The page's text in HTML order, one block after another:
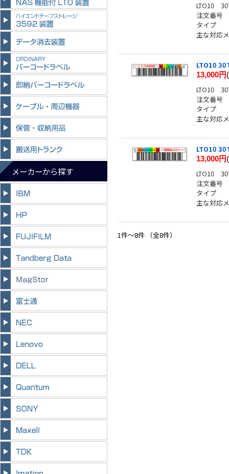
メーカーから探す
LTO10
注文
タイプ
主な対応
LTO10
13,000円
LTO10
注文
タイプ
主な対応
LTO10
13,000円
LTO10
注文
タイプ
主な対応
1件～8件 （全8件）